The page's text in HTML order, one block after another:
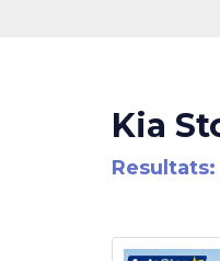
Kia
Resultats: